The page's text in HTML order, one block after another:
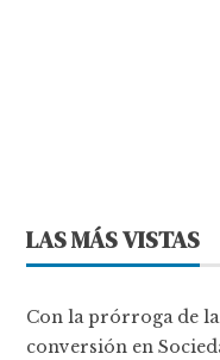
LAS MÁS VISTAS
Con la prórroga de
conversión en